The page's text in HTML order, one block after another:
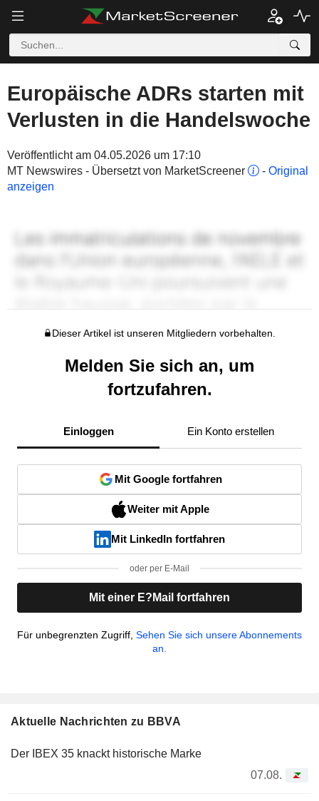
Europäische ADRs starten mit
Verlusten in die Handelswoche
Veröffentlicht am 04.05.2026 um 17:10
MT Newswires - Übersetzt von MarketScreener
- Original
anzeigen
Dieser Artikel ist unseren Mitgliedern vorbehalten.
Melden Sie sich an, um
fortzufahren.
Einloggen Ein Konto erstellen
Mit Google fortfahren
Weiter mit Apple
Mit LinkedIn fortfahren
oder per E-Mail
Mit einer E?Mail fortfahren
Für unbegrenzten Zugriff, Sehen Sie sich unsere Abonnements
an.
Aktuelle Nachrichten zu BBVA
Der IBEX 35 knackt historische Marke
07.08.